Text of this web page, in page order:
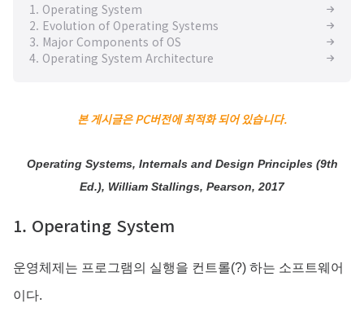
1. Operating System
2. Evolution of Operating Systems
3. Major Components of OS
4. Operating System Architecture
본 게시글은 PC버전에 최적화 되어 있습니다.
Operating Systems, Internals and Design Principles (9th
Ed.), William Stallings, Pearson, 2017
1. Operating System
운영체제는 프로그램의 실행을 컨트롤(?) 하는 소프트웨어
이다.